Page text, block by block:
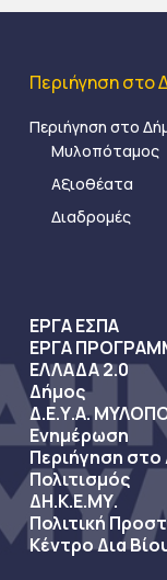
Περιήγηση στο
Περιήγηση στο
Μυλοπόταμος
Αξιοθέατα
Διαδρομές
ΕΡΓΑ ΕΣΠΑ
ΕΡΓΑ
ΕΛΛΑΔΑ 2.0
Δήμος
Δ.Ε.Υ.Α.
Ενημέρωση
Περιήγηση
Πολιτισμός
ΔΗ.Κ.Ε.ΜΥ.
Πολιτική
Κέντρο Δια